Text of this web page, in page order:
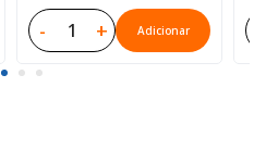
- + Adicionar